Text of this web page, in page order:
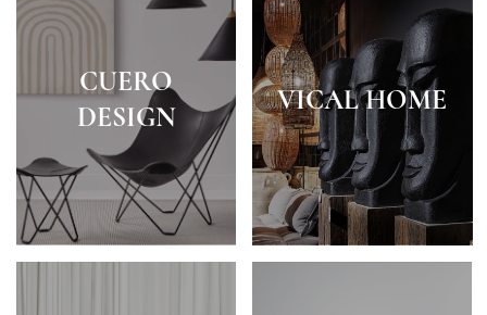
CUERO
DESIGN
VICAL HOME